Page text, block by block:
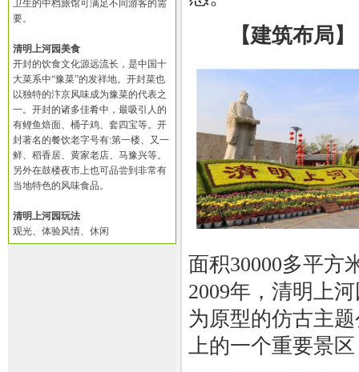
卫生的中档旅馆可满足不同游客的需
要。
清明上河园美食
开封的饮食文化源远流长，是中国十
大菜系中“豫菜”的发祥地。开封菜也
以独特的汴京风味成为豫菜的代表之
一。开封的诸多佳肴中，最吸引人的
有鲤鱼焙面、桶子鸡、套四宝等。开
封著名的餐饮老字号有:第一楼、又一
鲜、稻香居、黄家老店、马豫兴等。
另外在鼓楼夜市上也可品尝到非常有
当地特色的风味食品。
清明上河园玩法
观光、体验风情、休闲
【建筑布局】
面积30000多平方
2009年，清明上
为原型的仿古主
上的一个重要景